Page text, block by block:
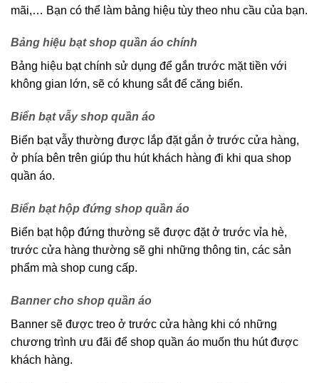
mãi,… Bạn có thể làm bảng hiệu tùy theo nhu cầu của bạn.
Bảng hiệu bạt shop quần áo chính
Bảng hiệu bạt chính sử dụng để gắn trước mặt tiền với
không gian lớn, sẽ có khung sắt để căng biển.
Biển bạt vẫy shop quần áo
Biển bạt vẫy thường được lắp đặt gắn ở trước cửa hàng,
ở phía bên trên giúp thu hút khách hàng đi khi qua shop
quần áo.
Biển bạt hộp đứng shop quần áo
Biển bạt hộp đứng thường sẽ được đặt ở trước vỉa hè,
trước cửa hàng thường sẽ ghi những thông tin, các sản
phẩm mà shop cung cấp.
Banner cho shop quần áo
Banner sẽ được treo ở trước cửa hàng khi có những
chương trình ưu đãi để shop quần áo muốn thu hút được
khách hàng.